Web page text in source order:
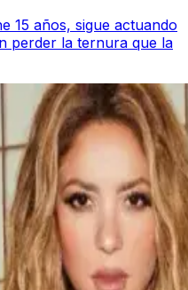
15 años, sigue actuando
perder la ternura que la